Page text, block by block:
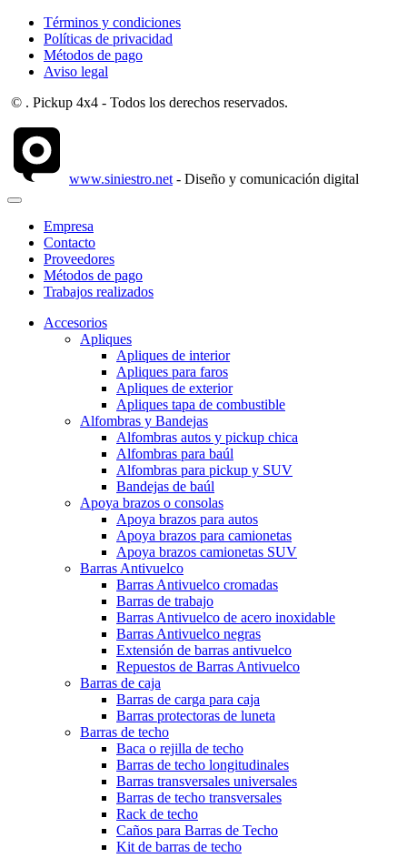
Términos y condiciones
Políticas de privacidad
Métodos de pago
Aviso legal
© . Pickup 4x4 - Todos los derechos reservados.
www.siniestro.net - Diseño y comunicación digital
Empresa
Contacto
Proveedores
Métodos de pago
Trabajos realizados
Accesorios
Apliques
Apliques de interior
Apliques para faros
Apliques de exterior
Apliques tapa de combustible
Alfombras y Bandejas
Alfombras autos y pickup chica
Alfombras para baúl
Alfombras para pickup y SUV
Bandejas de baúl
Apoya brazos o consolas
Apoya brazos para autos
Apoya brazos para camionetas
Apoya brazos camionetas SUV
Barras Antivuelco
Barras Antivuelco cromadas
Barras de trabajo
Barras Antivuelco de acero inoxidable
Barras Antivuelco negras
Extensión de barras antivuelco
Repuestos de Barras Antivuelco
Barras de caja
Barras de carga para caja
Barras protectoras de luneta
Barras de techo
Baca o rejilla de techo
Barras de techo longitudinales
Barras transversales universales
Barras de techo transversales
Rack de techo
Caños para Barras de Techo
Kit de barras de techo